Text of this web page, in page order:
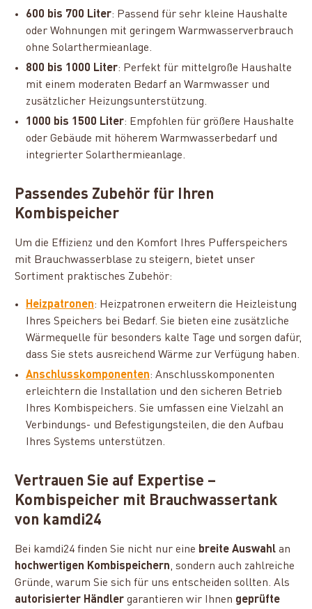
600 bis 700 Liter: Passend für sehr kleine Haushalte
oder Wohnungen mit geringem Warmwasserverbrauch
ohne Solarthermieanlage.
800 bis 1000 Liter: Perfekt für mittelgroße Haushalte
mit einem moderaten Bedarf an Warmwasser und
zusätzlicher Heizungsunterstützung.
1000 bis 1500 Liter: Empfohlen für größere Haushalte
oder Gebäude mit höherem Warmwasserbedarf und
integrierter Solarthermieanlage.
Passendes Zubehör für Ihren
Kombispeicher
Um die Effizienz und den Komfort Ihres Pufferspeichers
mit Brauchwasserblase zu steigern, bietet unser
Sortiment praktisches Zubehör:
Heizpatronen: Heizpatronen erweitern die Heizleistung
Ihres Speichers bei Bedarf. Sie bieten eine zusätzliche
Wärmequelle für besonders kalte Tage und sorgen dafür,
dass Sie stets ausreichend Wärme zur Verfügung haben.
Anschlusskomponenten: Anschlusskomponenten
erleichtern die Installation und den sicheren Betrieb
Ihres Kombispeichers. Sie umfassen eine Vielzahl an
Verbindungs- und Befestigungsteilen, die den Aufbau
Ihres Systems unterstützen.
Vertrauen Sie auf Expertise –
Kombispeicher mit Brauchwassertank
von kamdi24
Bei kamdi24 finden Sie nicht nur eine breite Auswahl an
hochwertigen Kombispeichern, sondern auch zahlreiche
Gründe, warum Sie sich für uns entscheiden sollten. Als
autorisierter Händler garantieren wir Ihnen geprüfte